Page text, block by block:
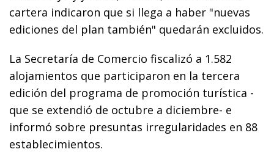
cartera indicaron que si llega a haber "nuevas
ediciones del plan también" quedarán excluidos.
La Secretaría de Comercio fiscalizó a 1.582
alojamientos que participaron en la tercera
edición del programa de promoción turística -
que se extendió de octubre a diciembre- e
informó sobre presuntas irregularidades en 88
establecimientos.